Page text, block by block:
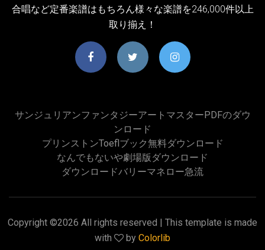
合唱など定番楽譜はもちろん様々な楽譜を246,000件以上
取り揃え！
サンジュリアンファンタジーアートマスターPDFのダウ
ンロード
プリンストンtoeflブック無料ダウンロード
なんでもないや劇場版ダウンロード
ダウンロードバリーマネロー急流
Copyright ©2026 All rights reserved | This template is made
with
by Colorlib